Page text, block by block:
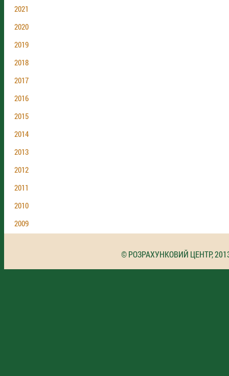
2021
2020
2019
2018
2017
2016
2015
2014
2013
2012
2011
2010
2009
© РОЗРАХУНКОВИЙ ЦЕНТР,